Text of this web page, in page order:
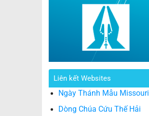
Liên kết Websites
Ngày Thánh Mẫu Missouri
Dòng Chúa Cứu Thế Hải